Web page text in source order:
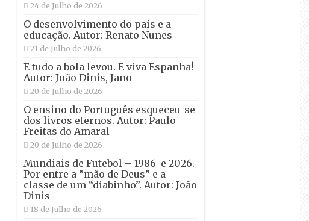
24 de Julho de 2026
O desenvolvimento do país e a
educação. Autor: Renato Nunes
21 de Julho de 2026
E tudo a bola levou. E viva Espanha!
Autor: João Dinis, Jano
20 de Julho de 2026
O ensino do Português esqueceu-se
dos livros eternos. Autor: Paulo
Freitas do Amaral
20 de Julho de 2026
Mundiais de Futebol – 1986 e 2026.
Por entre a “mão de Deus” e a
classe de um “diabinho”. Autor: João
Dinis
18 de Julho de 2026